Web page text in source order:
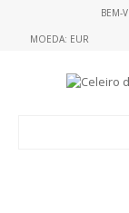
BEM-
MOEDA: EUR